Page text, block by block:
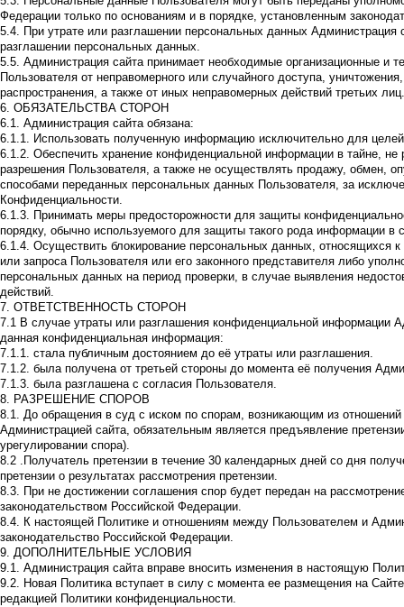
Федерации только по основаниям и в порядке, установленным
5.4. При утрате или разглашении персональных данных Администрация
разглашении персональных данных.
5.5. Администрация сайта принимает необходимые организационные и
Пользователя от неправомерного или случайного доступа,
распространения, а также от иных неправомерных действий третьих лиц.
6. ОБЯЗАТЕЛЬСТВА СТОРОН
6.1. Администрация сайта обязана:
6.1.1. Использовать полученную информацию исключительно для
6.1.2. Обеспечить хранение конфиденциальной информации в тайне, не
разрешения Пользователя, а также не осуществлять продажу, обмен,
способами переданных персональных данных Пользователя, за
Конфиденциальности.
6.1.3. Принимать меры предосторожности для защиты
порядку, обычно используемого для защиты такого рода информации
6.1.4. Осуществить блокирование персональных данных,
или запроса Пользователя или его законного представителя либо
персональных данных на период проверки, в случае выявления
действий.
7. ОТВЕТСТВЕННОСТЬ СТОРОН
7.1 В случае утраты или разглашения конфиденциальной информации
данная конфиденциальная информация:
7.1.1. стала публичным достоянием до её утраты или разглашения.
7.1.2. была получена от третьей стороны до момента её получения
7.1.3. была разглашена с согласия Пользователя.
8. РАЗРЕШЕНИЕ СПОРОВ
8.1. До обращения в суд с иском по спорам, возникающим из
Администрацией сайта, обязательным является предъявление
урегулировании спора).
8.2 .Получатель претензии в течение 30 календарных дней со дня
претензии о результатах рассмотрения претензии.
8.3. При не достижении соглашения спор будет передан на
законодательством Российской Федерации.
8.4. К настоящей Политике и отношениям между Пользователем и
законодательство Российской Федерации.
9. ДОПОЛНИТЕЛЬНЫЕ УСЛОВИЯ
9.1. Администрация сайта вправе вносить изменения в настоящую
9.2. Новая Политика вступает в силу с момента ее размещения на
редакцией Политики конфиденциальности.